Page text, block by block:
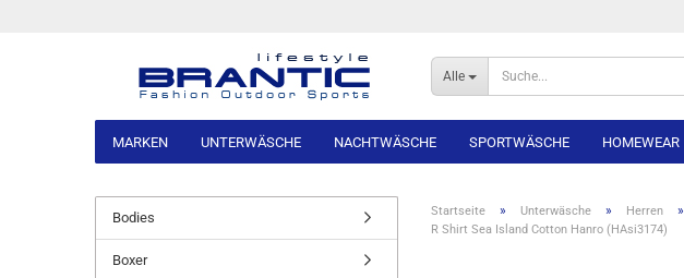
Alle
MARKEN UNTERWÄSCHE NACHTWÄSCHE SPORTWÄSCHE HOMEWEAR
Startseite » Unterwäsche » Herren »
R Shirt Sea Island Cotton Hanro (HAsi3174)
Bodies
Boxer